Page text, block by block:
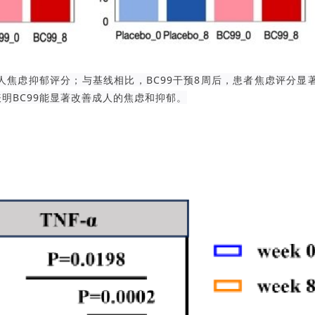
焦虑抑郁评分；与基线相比，BC99干预8周后，患者焦虑评分显
BC99能显著改善成人的焦虑和抑郁。